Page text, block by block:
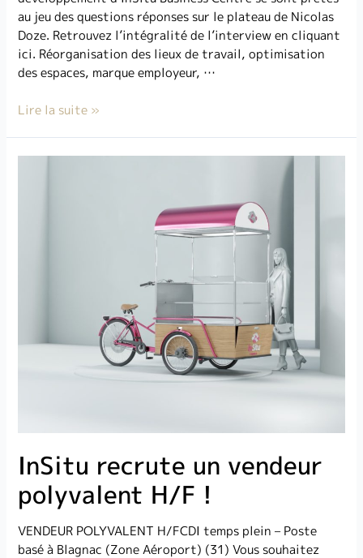
au jeu des questions réponses sur le plateau de Nicolas
Doze. Retrouvez l’intégralité de l’interview en cliquant
ici. Réorganisation des lieux de travail, optimisation
des espaces, marque employeur, …
Lire la suite »
InSitu recrute un vendeur
polyvalent H/F !
VENDEUR POLYVALENT H/FCDI temps plein – Poste
basé à Blagnac (Zone Aéroport) (31) Vous souhaitez